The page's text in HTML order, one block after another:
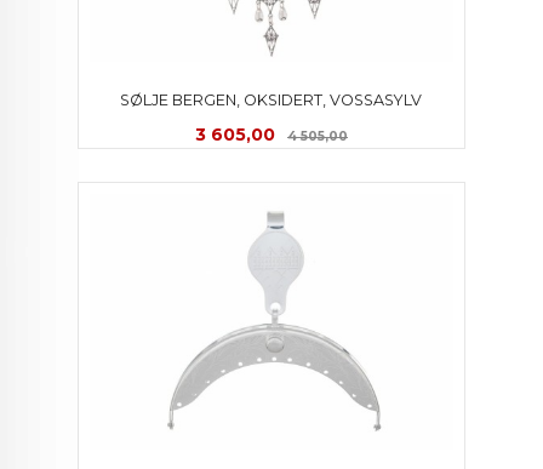
SØLJE BERGEN, OKSIDERT, VOSSASYLV
Tilbud
3 605,00 4 505,00Rabatt